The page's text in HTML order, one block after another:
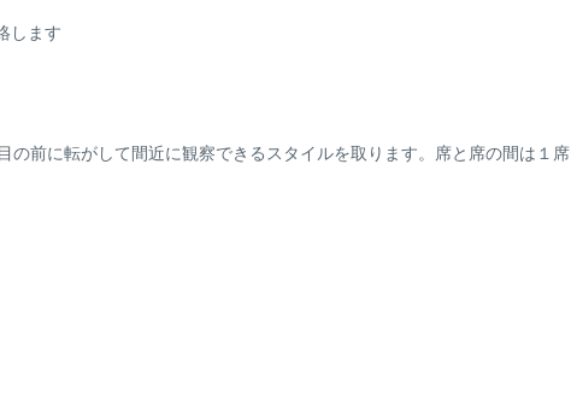
します
の前に転がして間近に観察できるスタイルを取ります。席と席の間は１席